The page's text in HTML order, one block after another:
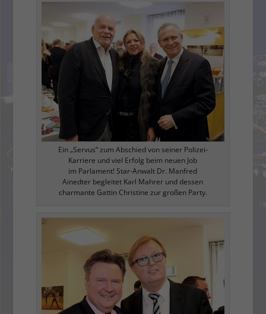
Ein „Servus“ zum Abschied von seiner Polizei-
Karriere und viel Erfolg beim neuen Job
im Parlament! Star-Anwalt Dr. Manfred
Ainedter begleitet Karl Mahrer und dessen
charmante Gattin Christine zur großen Party.